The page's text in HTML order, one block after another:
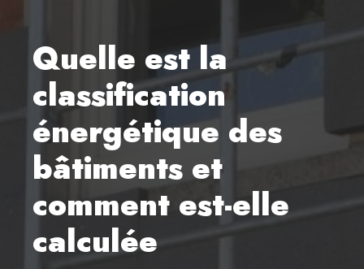
Quelle est la
classification
énergétique des
bâtiments et
comment est-elle
calculée